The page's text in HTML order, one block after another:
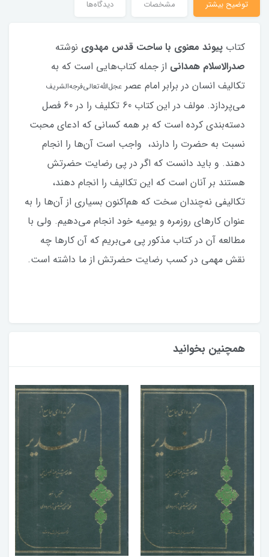
توضیح بیشتر مشخصات دیدگاه‌ها
کتاب پیوند معنوی با ساحت قدس مهدوی نوشته
صدرالاسلام همدانی از جمله کتاب‌هایی است که به
تکالیف انسان در برابر امام عصر عجل‌الله‌تعالی‌فرجه‌الشریف
می‌پردازد. مولف در این کتاب 60 تکلیف را در 60 فصل
دسته‌بندی کرده است که بر همه کسانی که ادعای محبت
نسبت به حضرت را دارند، واجب است آن‌ها را انجام
دهند. و باید دانست که اگر در پی رضایت حضرتش
هستند بر آنان است که این تکالیف را انجام دهند،
تکالیفی نه‌چندان سخت که هم‌اکنون بسیاری از آن‌ها را به
عنوان کارهای روزمره و یومیه خود انجام می‌دهیم. ولی با
مطالعه آن در کتاب مذکور پی می‌بریم که آن کارها چه
نقش مهمی در کسب رضایت حضرتش از ما داشته است.
همچنین بخوانید